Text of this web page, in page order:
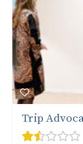
Trip